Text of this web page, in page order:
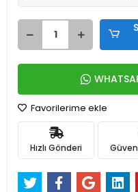
Favorilerime ekle
Hızlı Gönderi